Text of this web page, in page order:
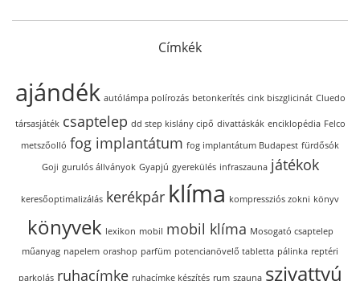
Címkék
ajándék autólámpa polírozás betonkerítés cink biszglicinát Cluedo
társasjáték csaptelep dd step kislány cipő divattáskák enciklopédia Felco
metszőolló fog implantátum fog implantátum Budapest fürdősók
Goji gurulós állványok Gyapjú gyerekülés infraszauna játékok
keresőoptimalizálás kerékpár klíma kompressziós zokni könyv
könyvek lexikon mobil mobil klíma Mosogató csaptelep
műanyag napelem orashop parfüm potencianövelő tabletta pálinka reptéri
parkolás ruhacímke ruhacímke készítés rum szauna szivattyú